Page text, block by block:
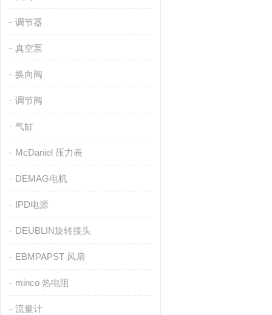
调节器
真空泵
换向阀
调节阀
气缸
McDaniel 压力表
DEMAG电机
IPD电源
DEUBLIN旋转接头
EBMPAPST 风扇
minco 热电阻
流量计